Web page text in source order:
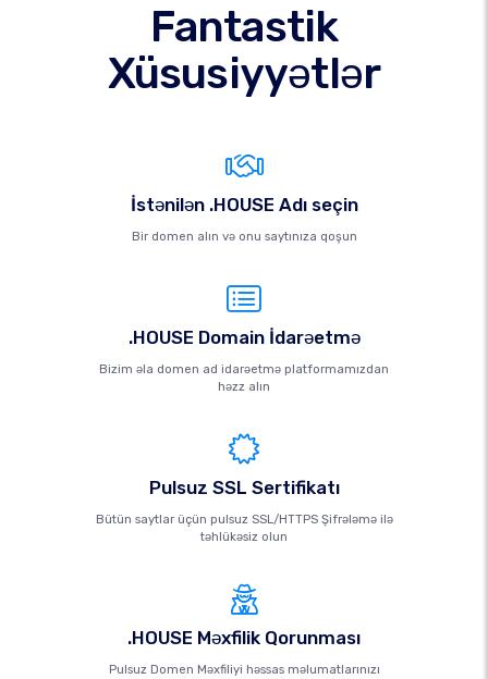
Fantastik
Xüsusiyyətlər
İstənilən .HOUSE Adı seçin
Bir domen alın və onu saytınıza qoşun
.HOUSE Domain İdarəetmə
Bizim əla domen ad idarəetmə platformamızdan
həzz alın
Pulsuz SSL Sertifikatı
Bütün saytlar üçün pulsuz SSL/HTTPS Şifrələmə ilə
təhlükəsiz olun
.HOUSE Məxfilik Qorunması
Pulsuz Domen Məxfiliyi həssas məlumatlarınızı